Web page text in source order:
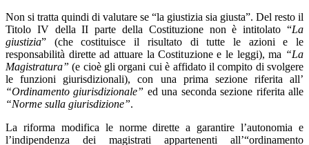
Non si tratta quindi di valutare se “la giustizia sia giusta”. Del resto il
Titolo IV della II parte della Costituzione non è intitolato “La
giustizia” (che costituisce il risultato di tutte le azioni e le
responsabilità dirette ad attuare la Costituzione e le leggi), ma “La
Magistratura” (e cioè gli organi cui è affidato il compito di svolgere
le funzioni giurisdizionali), con una prima sezione riferita all’
“Ordinamento giurisdizionale” ed una seconda sezione riferita alle
“Norme sulla giurisdizione”.
La riforma modifica le norme dirette a garantire l’autonomia e
l’indipendenza dei magistrati appartenenti all’“ordinamento